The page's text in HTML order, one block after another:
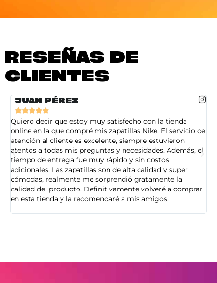
RESEÑAS DE
CLIENTES
JUAN PÉREZ

Quiero decir que estoy muy satisfecho con la tienda
online en la que compré mis zapatillas Nike. El servicio de
atención al cliente es excelente, siempre estuvieron
atentos a todas mis preguntas y necesidades. Además, el
tiempo de entrega fue muy rápido y sin costos
adicionales. Las zapatillas son de alta calidad y super
cómodas, realmente me sorprendió gratamente la
calidad del producto. Definitivamente volveré a comprar
en esta tienda y la recomendaré a mis amigos.